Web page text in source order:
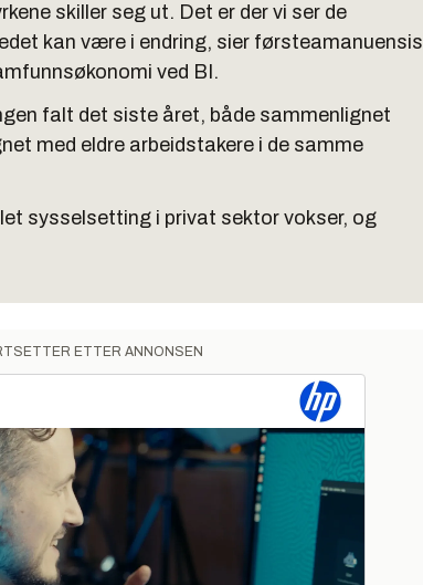
skiller seg ut. Det er der vi ser de
kan være i endring, sier førsteamanuensis
ved BI.
falt det siste året, både sammenlignet
med eldre arbeidstakere i de samme
sysselsetting i privat sektor vokser, og
ETTER ANNONSEN